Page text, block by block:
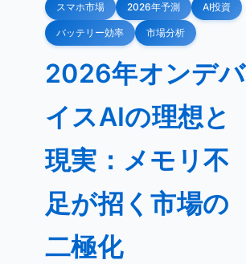
スマホ市場 2026年予測 AI投資
バッテリー効率 市場分析
2026年オンデバ
イスAIの理想と
現実：メモリ不
足が招く市場の
二極化